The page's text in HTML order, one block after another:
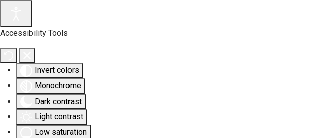
Accessibility Tools
Invert colors
Monochrome
Dark contrast
Light contrast
Low saturation